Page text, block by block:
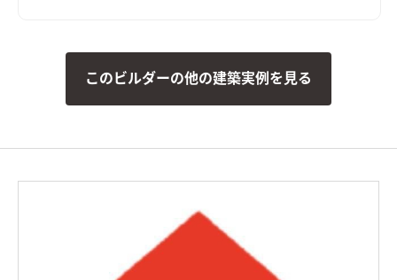
このビルダーの他の建築実例を見る